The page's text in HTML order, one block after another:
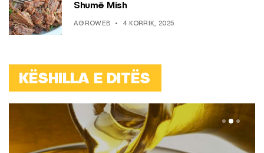
Shumë Mish
AGROWEB 4 KORRIK, 2025
KËSHILLA E DITËS